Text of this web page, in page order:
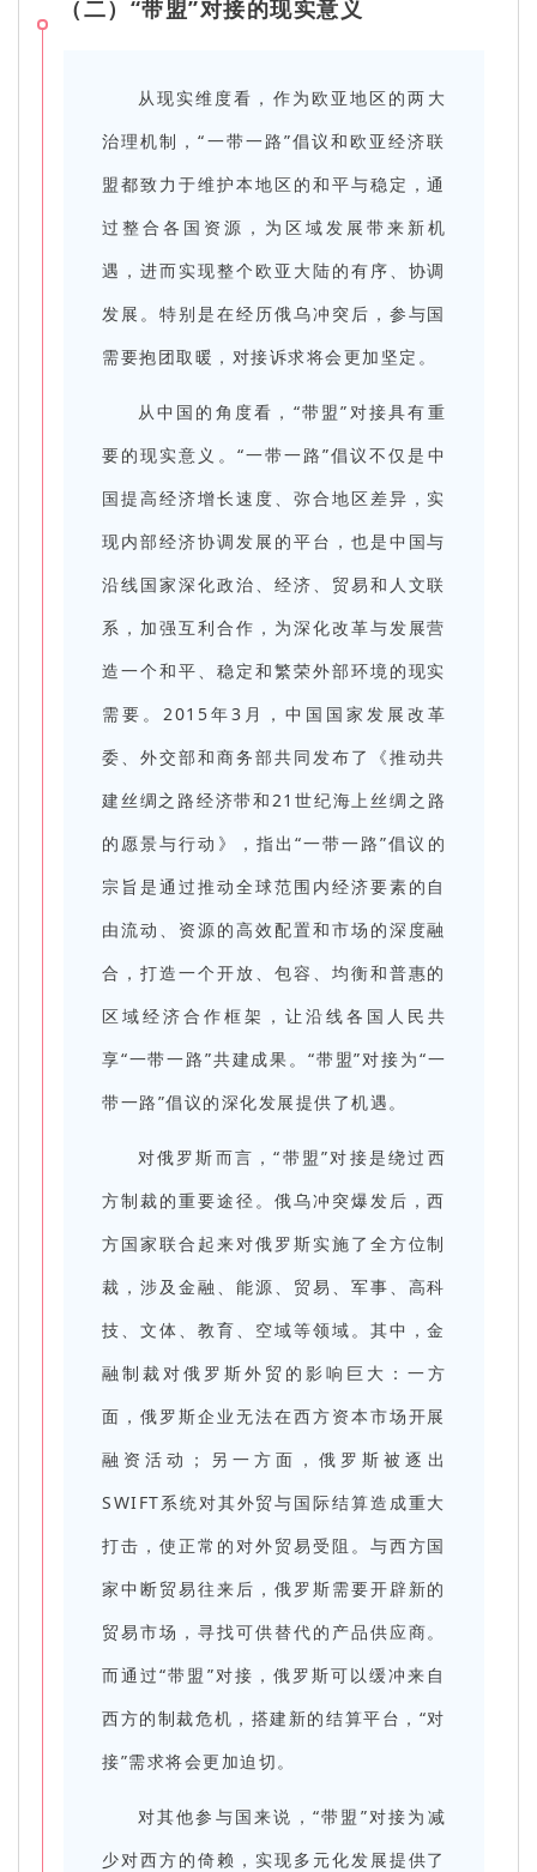
（二）“带盟”对接的现实意义
从现实维度看，作为欧亚地区的两大
治理机制，“一带一路”倡议和欧亚经济联
盟都致力于维护本地区的和平与稳定，通
过整合各国资源，为区域发展带来新机
遇，进而实现整个欧亚大陆的有序、协调
发展。特别是在经历俄乌冲突后，参与国
需要抱团取暖，对接诉求将会更加坚定。
从中国的角度看，“带盟”对接具有重
要的现实意义。“一带一路”倡议不仅是中
国提高经济增长速度、弥合地区差异，实
现内部经济协调发展的平台，也是中国与
沿线国家深化政治、经济、贸易和人文联
系，加强互利合作，为深化改革与发展营
造一个和平、稳定和繁荣外部环境的现实
需要。2015年3月，中国国家发展改革
委、外交部和商务部共同发布了《推动共
建丝绸之路经济带和21世纪海上丝绸之路
的愿景与行动》，指出“一带一路”倡议的
宗旨是通过推动全球范围内经济要素的自
由流动、资源的高效配置和市场的深度融
合，打造一个开放、包容、均衡和普惠的
区域经济合作框架，让沿线各国人民共
享“一带一路”共建成果。“带盟”对接为“一
带一路”倡议的深化发展提供了机遇。
对俄罗斯而言，“带盟”对接是绕过西
方制裁的重要途径。俄乌冲突爆发后，西
方国家联合起来对俄罗斯实施了全方位制
裁，涉及金融、能源、贸易、军事、高科
技、文体、教育、空域等领域。其中，金
融制裁对俄罗斯外贸的影响巨大：一方
面，俄罗斯企业无法在西方资本市场开展
融资活动；另一方面，俄罗斯被逐出
SWIFT系统对其外贸与国际结算造成重大
打击，使正常的对外贸易受阻。与西方国
家中断贸易往来后，俄罗斯需要开辟新的
贸易市场，寻找可供替代的产品供应商。
而通过“带盟”对接，俄罗斯可以缓冲来自
西方的制裁危机，搭建新的结算平台，“对
接”需求将会更加迫切。
对其他参与国来说，“带盟”对接为减
少对西方的倚赖，实现多元化发展提供了